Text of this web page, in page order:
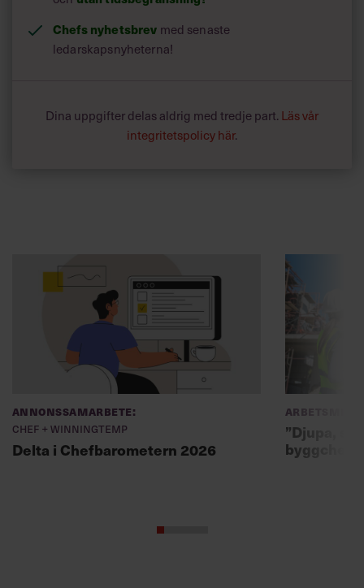
Chefs nyhetsbrev med senaste
ledarskapsnyheterna!
Dina uppgifter delas aldrig med tredje part. Läs vår
integritetspolicy här.
Annonssamarbete:
Chef + Winningtemp
Delta i Chefbarometern 2026
Arbetsmiljö
”Djupa,